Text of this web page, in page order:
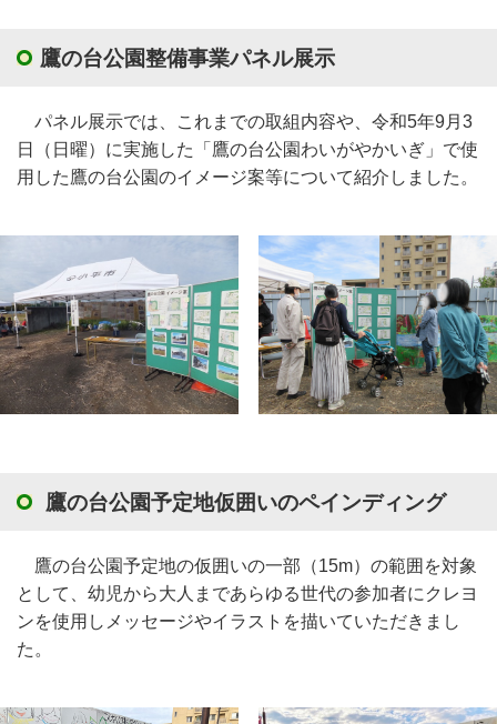
鷹の台公園整備事業パネル展示
パネル展示では、これまでの取組内容や、令和5年9月3
日（日曜）に実施した「鷹の台公園わいがやかいぎ」で使
用した鷹の台公園のイメージ案等について紹介しました。
鷹の台公園予定地仮囲いのペインディング
鷹の台公園予定地の仮囲いの一部（15m）の範囲を対象
として、幼児から大人まであらゆる世代の参加者にクレヨ
ンを使用しメッセージやイラストを描いていただきまし
た。